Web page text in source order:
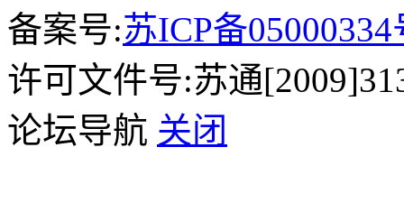
备案号:苏ICP备05000334
许可文件号:苏通
论坛导航 关闭